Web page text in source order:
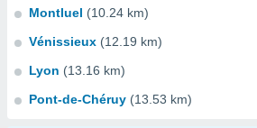
Montluel (10.24 km)
Vénissieux (12.19 km)
Lyon (13.16 km)
Pont-de-Chéruy (13.53 km)